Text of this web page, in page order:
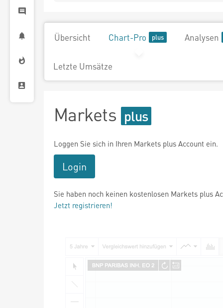
Übersicht Chart-Pro Analysen
Letzte Umsätze
Markets
Loggen Sie sich in Ihren Markets plus Account ein.
Login
Sie haben noch keinen kostenlosen Markets plus
Jetzt registrieren!